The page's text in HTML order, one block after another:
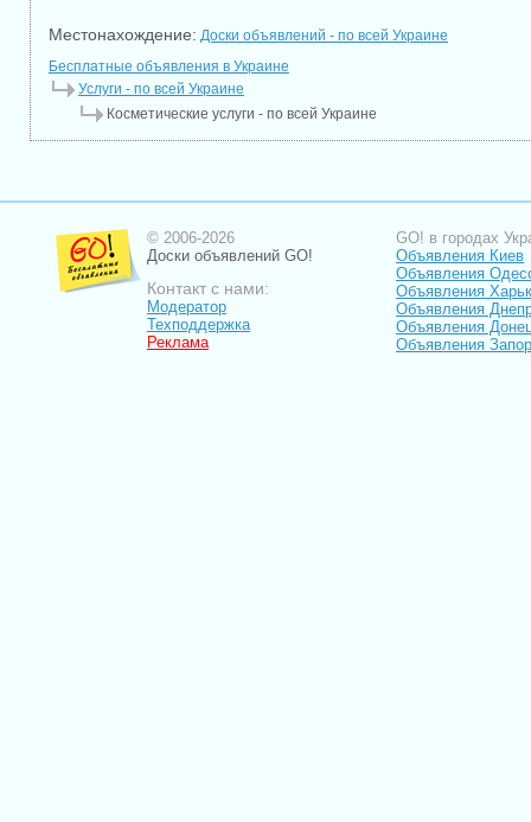
Местонахождение: Доски объявлений - по всей Украине
Бесплатные объявления в Украине
Услуги - по всей Украине
Косметические услуги - по всей Украине
© 2006-2026
Доски объявлений GO!
Контакт с нами:
Модератор
Техподдержка
Реклама
GO! в городах
Объявления Киев
Объявления
Объявления
Объявления
Объявления
Объявления